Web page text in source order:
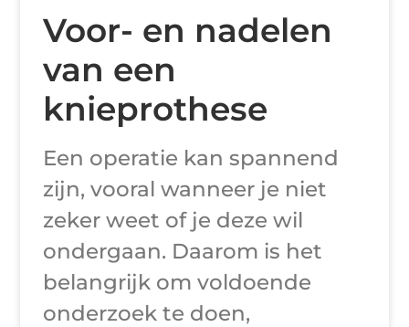
Voor- en nadelen
van een
knieprothese
Een operatie kan spannend
zijn, vooral wanneer je niet
zeker weet of je deze wil
ondergaan. Daarom is het
belangrijk om voldoende
onderzoek te doen,